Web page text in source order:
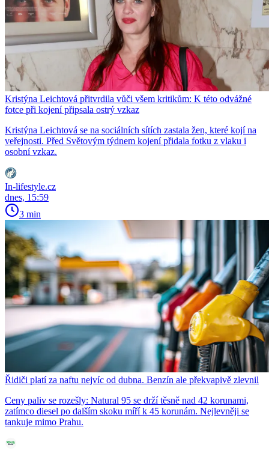
Kristýna Leichtová přitvrdila vůči všem kritikům: K této odvážné
fotce při kojení připsala ostrý vzkaz
Kristýna Leichtová se na sociálních sítích zastala žen, které kojí na
veřejnosti. Před Světovým týdnem kojení přidala fotku z vlaku i
osobní vzkaz.
In-lifestyle.cz
dnes, 15:59
3 min
Řidiči platí za naftu nejvíc od dubna. Benzín ale překvapivě zlevnil
Ceny paliv se rozešly: Natural 95 se drží těsně nad 42 korunami,
zatímco diesel po dalším skoku míří k 45 korunám. Nejlevněji se
tankuje mimo Prahu.